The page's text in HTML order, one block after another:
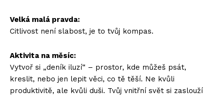
Velká malá pravda:
Citlivost není slabost, je to tvůj kompas.
Aktivita na měsíc:
Vytvoř si „deník iluzí“ – prostor, kde můžeš psát,
kreslit, nebo jen lepit věci, co tě těší. Ne kvůli
produktivitě, ale kvůli duši. Tvůj vnitřní svět si zaslouží